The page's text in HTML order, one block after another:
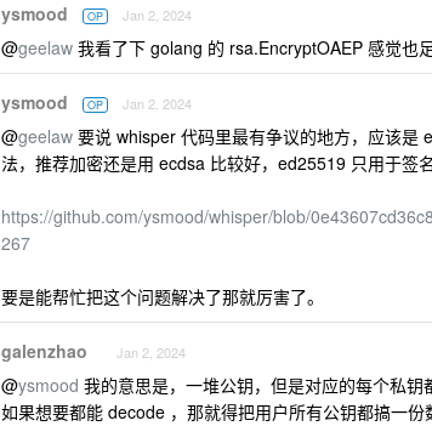
ysmood OP Jan 2, 2024
@geelaw 我看了下 golang 的 rsa.EncryptOAEP 感觉也
ysmood OP Jan 2, 2024
@geelaw 要说 whisper 代码里最有争议的地方，应该是
法，推荐加密还是用 ecdsa 比较好，ed25519 只用于签名
https://github.com/ysmood/whisper/blob/
267
要是能帮忙把这个问题解决了那就厉害了。
galenzhao Jan 2, 2024
@ysmood 我的意思是，一堆公钥，但是对应的每个私钥
如果想要都能 decode ，那就得把用户所有公钥都搞一份